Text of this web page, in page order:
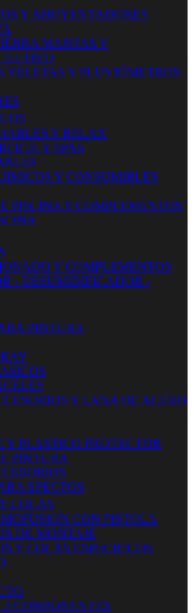
Y AHUYENTADORES
MANTAS Y
VELETAS Y PLUVIÓMETROS
Y RELAX
Y SPAS
Y CONSUMIBLES
PISCINA Y COMPLEMENTOS
Y COMPLEMENTOS
- DESUMIDIFICADOR -
PINTURA
Y LANA DE ACERO
PLASTICO PROTECTOR
PINTURA
EFECTOS
COLAS
CON PISTOLA
DE MONTAJE
Y COLAS ESPECIFICOS
COMPONENTES